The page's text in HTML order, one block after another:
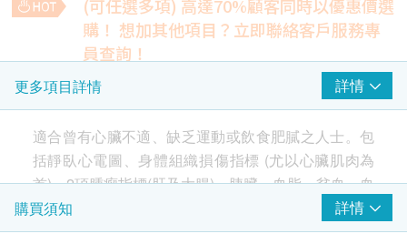
大腸癌風險評估 重點項目
癌胚抗原
心臟檢查 重點項目
幽門螺旋菌 重點項目
胃幽門螺旋桿菌抗體
愛滋病 HIV 重點項目
(可任選多項) 高達70%顧客同時以優惠價選
購！ 想加其他項目？立即聯絡客戶服務專
員查詢！
4合1心血管疾病伸延檢查
檢查能反映患多種心血管疾病的可能性、預測中風危險及血凝
固問題
HK$600.0
身體輻射數量
HK$150.0
更多項目詳情 詳情
適合曾有心臟不適、缺乏運動或飲食肥膩之人士。包
括靜臥心電圖、身體組織損傷指標 (尤以心臟肌肉為
首)、2項腫瘤指標(肝及大腸)、胰臟、血脂、貧血、血
糖。
購買須知 詳情